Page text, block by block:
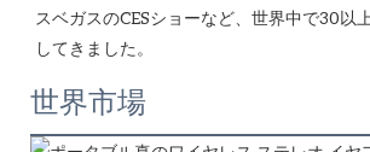
スベガスのCESショーなど、世界中で30以
世界市場